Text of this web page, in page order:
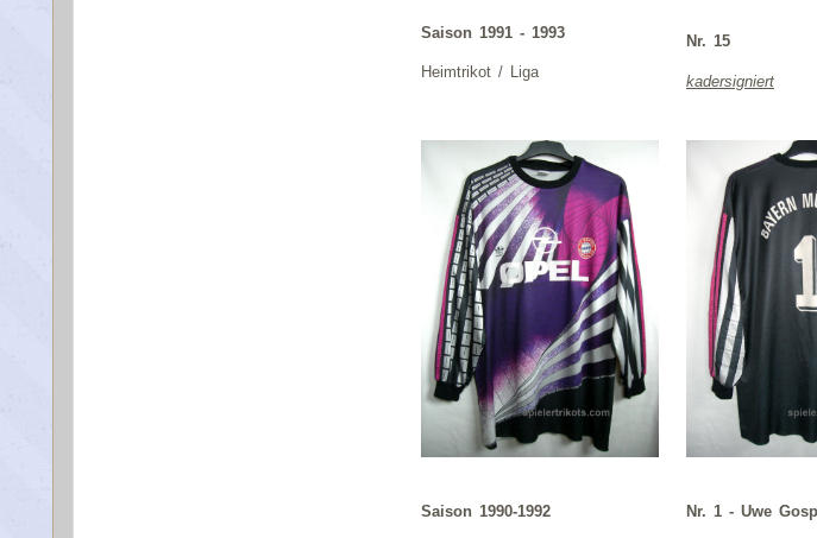
Saison 1991 - 1993
Heimtrikot / Liga
Nr. 15
kadersigniert
Saison 1990-1992 Nr. 1 - Uwe